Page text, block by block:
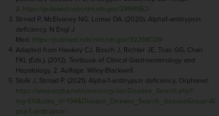
J. https://pubmed.ncbi.nlm.nih.gov/29191952/
Strnad P, McElvaney NG, Lomas DA. (2020). Alpha1-antitrypsin
deficiency. N Engl J
Med. https://pubmed.ncbi.nlm.nih.gov/32268028/
Adapted from Hawkey CJ, Bosch J, Richter JE, Tsao GG, Chan
FKL (Eds.). (2012). Textbook of Clinical Gastroenterology and
Hepatology, 2. Auflage. Wiley-Blackwell.
Stolk J, Strnad P. (2021). Alpha-1-antitrypsin deficiency. Orphanet.
https://www.orpha.net/consor/cgi-bin/Disease_Search.php?
lng=EN&data_id=194&Disease_Disease_Search_diseaseGroup=Al
pha-1-antitrypsin-